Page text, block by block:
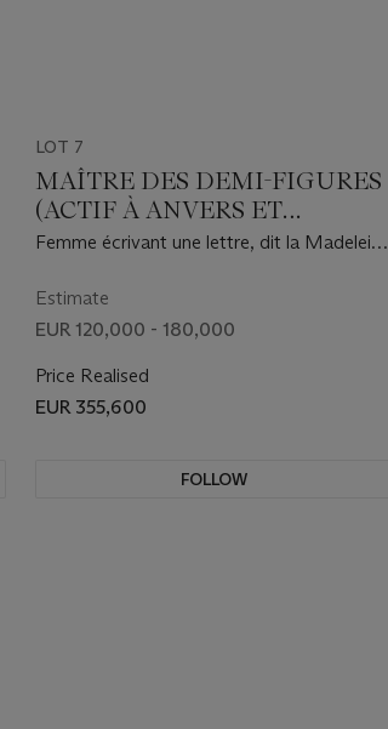
LOT 7
MAÎTRE DES DEMI-FIGURES
(ACTIF À ANVERS ET
MALINES DANS LA
SIÈCLE)
Femme écrivant une lettre, dit la Madeleine
Estimate
EUR 120,000 - 180,000
Price Realised
EUR 355,600
FOLLOW